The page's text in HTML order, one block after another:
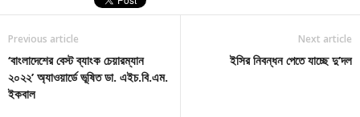
Previous article
‘বাংলাদেশের বেস্ট ব্যাংক চেয়ারম্যান
২০২২’ অ্যাওয়ার্ডে ভূষিত ডা. এইচ.বি.এম.
ইকবাল
Next article
ইসির নিবন্ধন পেতে যাচ্ছে দু’দল